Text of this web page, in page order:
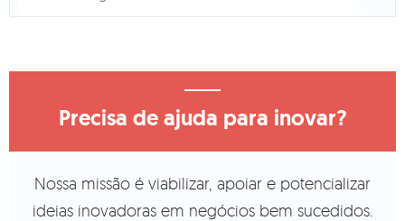
Precisa de ajuda para inovar?
Nossa missão é viabilizar, apoiar e potencializar
ideias inovadoras em negócios bem sucedidos.